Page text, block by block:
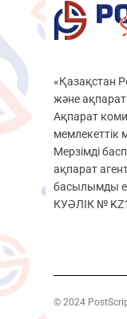
«Қазақстан
және ақпарат
Ақпарат
мемлекеттік
Мерзімді
ақпарат
басылымды
КУӘЛІК №
© 2024